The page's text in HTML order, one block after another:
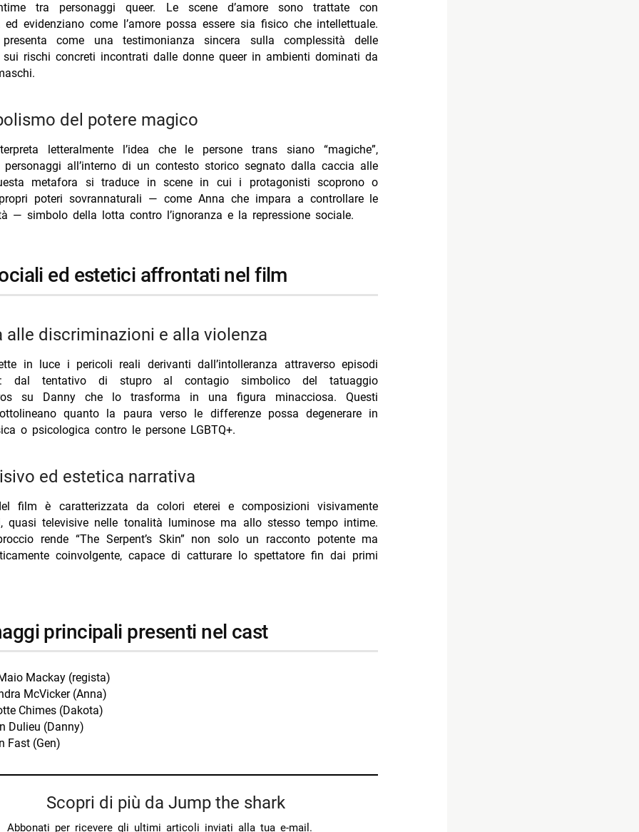
tra personaggi queer. Le scene d’amore sono trattate con
ed evidenziano come l’amore possa essere sia fisico che intellettuale.
come una testimonianza sincera sulla complessità delle
rischi concreti incontrati dalle donne queer in ambienti dominati da
del potere magico
letteralmente l’idea che le persone trans siano “magiche”,
personaggi all’interno di un contesto storico segnato dalla caccia alle
metafora si traduce in scene in cui i protagonisti scoprono o
poteri sovrannaturali — come Anna che impara a controllare le
— simbolo della lotta contro l’ignoranza e la repressione sociale.
ed estetici affrontati nel film
alle discriminazioni e alla violenza
in luce i pericoli reali derivanti dall’intolleranza attraverso episodi
dal tentativo di stupro al contagio simbolico del tatuaggio
su Danny che lo trasforma in una figura minacciosa. Questi
quanto la paura verso le differenze possa degenerare in
o psicologica contro le persone LGBTQ+.
ed estetica narrativa
film è caratterizzata da colori eterei e composizioni visivamente
quasi televisive nelle tonalità luminose ma allo stesso tempo intime.
rende “The Serpent’s Skin” non solo un racconto potente ma
coinvolgente, capace di catturare lo spettatore fin dai primi
principali presenti nel cast
Mackay (regista)
McVicker (Anna)
Chimes (Dakota)
Dulieu (Danny)
Fast (Gen)
Scopri di più da Jump the shark
Abbonati per ricevere gli ultimi articoli inviati alla tua e-mail.